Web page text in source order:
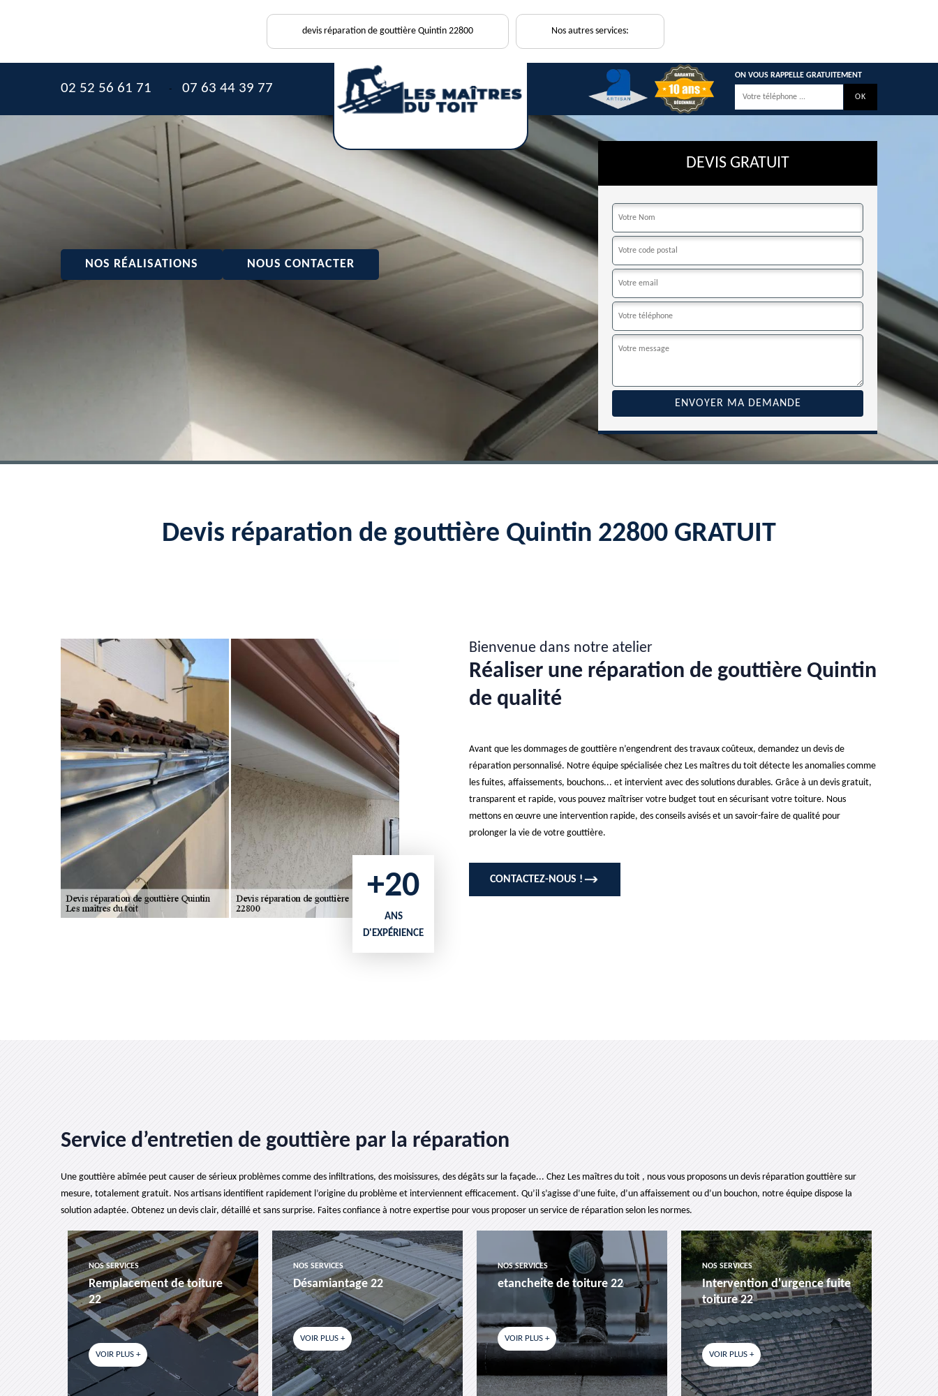
devis réparation de gouttière Quintin 22800 Nos autres services:
02 52 56 61 71 - 07 63 44 39 77
ON VOUS RAPPELLE GRATUITEMENT
NOS RÉALISATIONS NOUS CONTACTER
DEVIS GRATUIT
Devis réparation de gouttière Quintin 22800 GRATUIT
+20
ANS
D'EXPÉRIENCE
Bienvenue dans notre atelier
Réaliser une réparation de gouttière Quintin
de qualité
Avant que les dommages de gouttière n’engendrent des travaux coûteux, demandez un devis de
réparation personnalisé. Notre équipe spécialisée chez Les maîtres du toit détecte les anomalies comme
les fuites, affaissements, bouchons... et intervient avec des solutions durables. Grâce à un devis gratuit,
transparent et rapide, vous pouvez maîtriser votre budget tout en sécurisant votre toiture. Nous
mettons en œuvre une intervention rapide, des conseils avisés et un savoir-faire de qualité pour
prolonger la vie de votre gouttière.
CONTACTEZ-NOUS !
Service d’entretien de gouttière par la réparation
Une gouttière abîmée peut causer de sérieux problèmes comme des infiltrations, des moisissures, des dégâts sur la façade... Chez Les maîtres du toit , nous vous proposons un devis réparation gouttière sur
mesure, totalement gratuit. Nos artisans identifient rapidement l’origine du problème et interviennent efficacement. Qu’il s’agisse d’une fuite, d’un affaissement ou d’un bouchon, notre équipe dispose la
solution adaptée. Obtenez un devis clair, détaillé et sans surprise. Faites confiance à notre expertise pour vous proposer un service de réparation selon les normes.
NOS SERVICES
Remplacement de toiture
22
VOIR PLUS +
NOS SERVICES
Désamiantage 22
VOIR PLUS +
NOS SERVICES
etancheite de toiture 22
VOIR PLUS +
NOS SERVICES
Intervention d'urgence fuite
toiture 22
VOIR PLUS +